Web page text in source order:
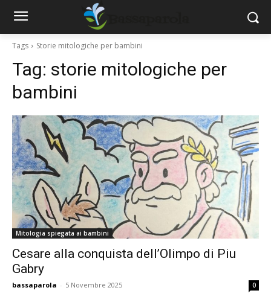
Tags Storie mitologiche per bambini
Tag: storie mitologiche per
bambini
Mitologia spiegata ai bambini
Cesare alla conquista dell’Olimpo di Piu
Gabry
bassaparola - 5 Novembre 2025 0